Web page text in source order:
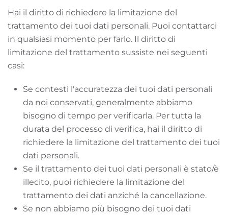
Hai il diritto di richiedere la limitazione del
trattamento dei tuoi dati personali. Puoi contattarci
in qualsiasi momento per farlo. Il diritto di
limitazione del trattamento sussiste nei seguenti
casi:
Se contesti l'accuratezza dei tuoi dati personali
da noi conservati, generalmente abbiamo
bisogno di tempo per verificarla. Per tutta la
durata del processo di verifica, hai il diritto di
richiedere la limitazione del trattamento dei tuoi
dati personali.
Se il trattamento dei tuoi dati personali è stato/è
illecito, puoi richiedere la limitazione del
trattamento dei dati anziché la cancellazione.
Se non abbiamo più bisogno dei tuoi dati